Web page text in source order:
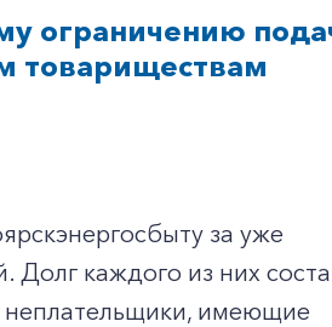
ограничению
товариществам
за уже
каждого из них
имеющие